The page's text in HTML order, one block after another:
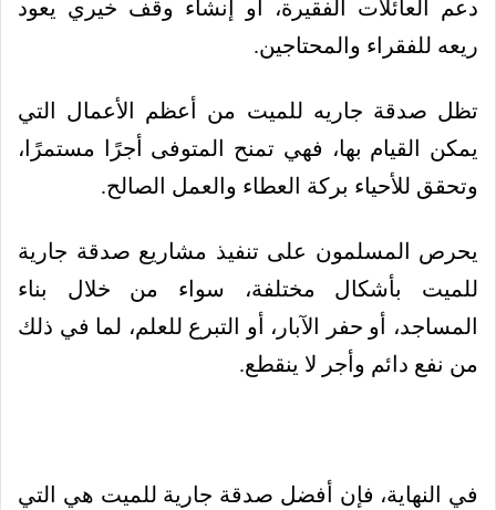
دعم العائلات الفقيرة، أو إنشاء وقف خيري يعود
ريعه للفقراء والمحتاجين.
تظل صدقة جاريه للميت من أعظم الأعمال التي
يمكن القيام بها، فهي تمنح المتوفى أجرًا مستمرًا،
وتحقق للأحياء بركة العطاء والعمل الصالح.
يحرص المسلمون على تنفيذ مشاريع صدقة جارية
للميت بأشكال مختلفة، سواء من خلال بناء
المساجد، أو حفر الآبار، أو التبرع للعلم، لما في ذلك
من نفع دائم وأجر لا ينقطع.
في النهاية، فإن أفضل صدقة جارية للميت هي التي